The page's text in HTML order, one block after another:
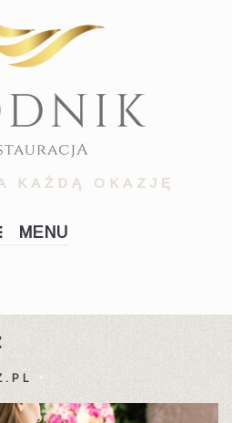
KAŻDĄ OKAZJĘ
MENU